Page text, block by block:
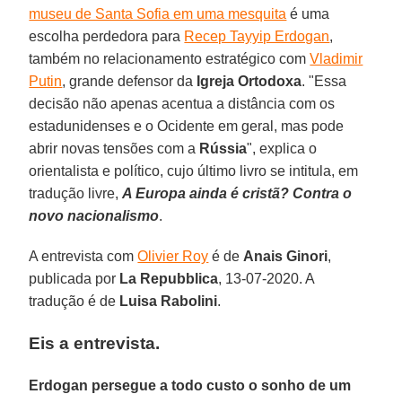
museu de Santa Sofia em uma mesquita é uma
escolha perdedora para Recep Tayyip Erdogan,
também no relacionamento estratégico comVladimir
Putin, grande defensor da Igreja Ortodoxa. "Essa
decisão não apenas acentua a distância com os
estadunidenses e o Ocidente em geral, mas pode
abrir novas tensões com a Rússia", explica o
orientalista e político, cujo último livro se intitula, em
tradução livre,A Europa ainda é cristã? Contra o
novo nacionalismo.
A entrevista comOlivier Roy é de Anais Ginori,
publicada por La Repubblica, 13-07-2020. A
tradução é de Luisa Rabolini.
Eis a entrevista.
Erdogan persegue a todo custo o sonho de um